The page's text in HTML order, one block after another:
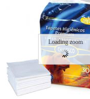
Loading zoom